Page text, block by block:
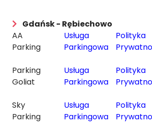
Gdańsk - Rębiechowo
AA
Parking
Usługa
Parkingowa
Polityka
Parking
Goliat
Usługa
Parkingowa
Polityka
Sky
Parking
Usługa
Parkingowa
Polityka